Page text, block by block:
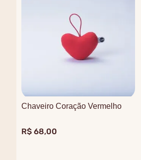
Chaveiro Coração Vermelho
R$ 68,00